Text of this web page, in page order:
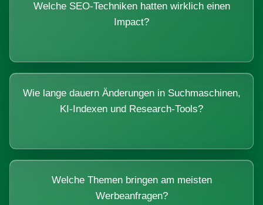
Welche SEO-Techniken hatten wirklich einen
Impact?
Wie lange dauern Änderungen in Suchmaschinen,
KI-Indexen und Research-Tools?
Welche Themen bringen am meisten
Werbeanfragen?